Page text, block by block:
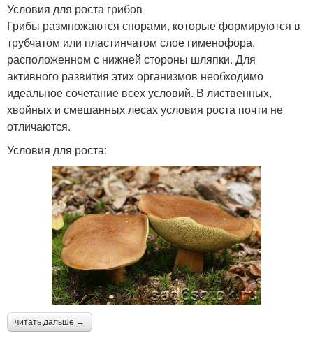
Условия для роста грибов
Грибы размножаются спорами, которые формируются в
трубчатом или пластинчатом слое гименофора,
расположенном с нижней стороны шляпки. Для
активного развития этих организмов необходимо
идеальное сочетание всех условий. В лиственных,
хвойных и смешанных лесах условия роста почти не
отличаются.
Условия для роста:
читать дальше →